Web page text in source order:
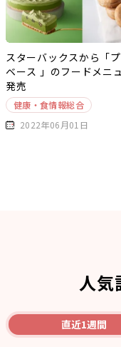
スターバックスから「
ベース 」のフードメニ
発売
健康・食情報総合
2022年06月01日
人気
直近1週間